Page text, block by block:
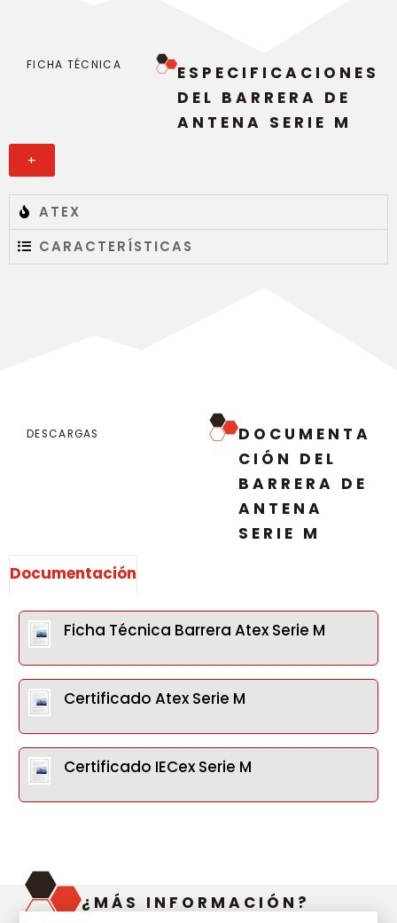
FICHA TÉCNICA
ESPECIFICACIONES
DEL BARRERA DE
ANTENA SERIE M
ATEX
CARACTERÍSTICAS
DESCARGAS
DOCUMENTA
CIÓN DEL
BARRERA DE
ANTENA
SERIE M
Documentación
Ficha Técnica Barrera Atex Serie M
Certificado Atex Serie M
Certificado IECex Serie M
¿MÁS INFORMACIÓN?